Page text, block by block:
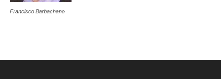
Francisco Barbachano